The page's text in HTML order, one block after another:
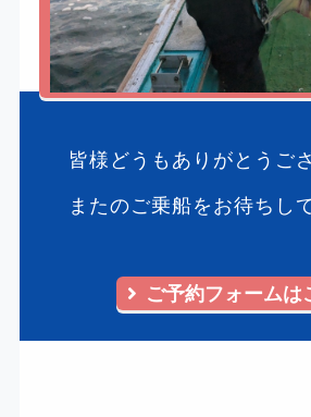
皆様どうもありがとうご
またのご乗船をお待ちし
ご予約フォームは